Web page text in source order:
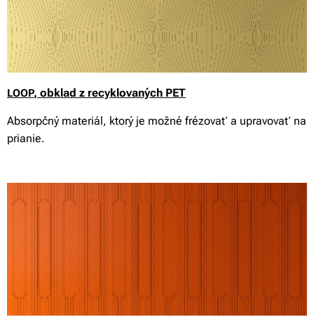
LOOP, obklad z recyklovaných PET
Absorpčný materiál, ktorý je možné frézovať a upravovať na
prianie.